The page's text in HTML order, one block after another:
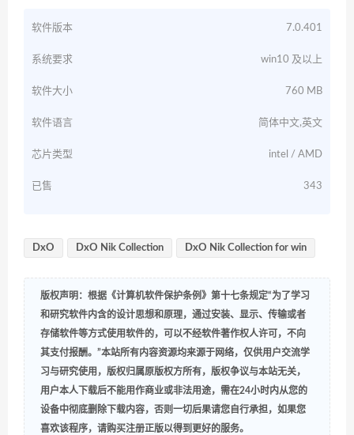
软件版本 7.0.401
系统要求 win10 及以上
软件大小 760 MB
软件语言 简体中文,英文
芯片类型 intel / AMD
已售 343
DxO DxO Nik Collection DxO Nik Collection for win
版权声明：根据《计算机软件保护条例》第十七条规定“为了学习
和研究软件内含的设计思想和原理，通过安装、显示、传输或者
存储软件等方式使用软件的，可以不经软件著作权人许可，不向
其支付报酬。”本站所有内容资源均来源于网络，仅供用户交流学
习与研究使用，版权归属原版权方所有，版权争议与本站无关，
用户本人下载后不能用作商业或非法用途，需在24小时内从您的
设备中彻底删除下载内容，否则一切后果请您自行承担，如果您
喜欢该程序，请购买注册正版以得到更好的服务。